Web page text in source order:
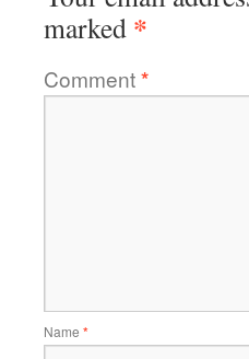
marked *
Comment*
Name *